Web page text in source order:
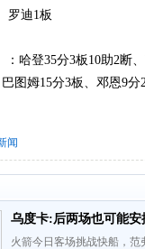
罗迪1板
登35分3板10助2断、
图姆15分3板、邓恩9
闻
乌度卡:后两场也可能
火箭今日客场挑战快船，